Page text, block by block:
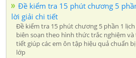
Đề kiểm tra 15 phút chương 5
lời giải chi tiết
Đề kiểm tra 15 phút chương 5 phần 1
biên soạn theo hình thức trắc nghiệm và
tiết giúp các em ôn tập hiệu quả chuẩn
lớp